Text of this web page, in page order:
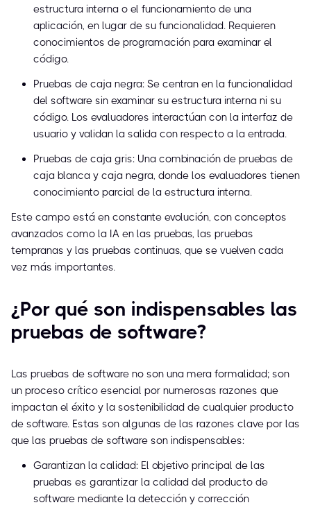
estructura interna o el funcionamiento de una
aplicación, en lugar de su funcionalidad. Requieren
conocimientos de programación para examinar el
código.
Pruebas de caja negra: Se centran en la funcionalidad
del software sin examinar su estructura interna ni su
código. Los evaluadores interactúan con la interfaz de
usuario y validan la salida con respecto a la entrada.
Pruebas de caja gris: Una combinación de pruebas de
caja blanca y caja negra, donde los evaluadores tienen
conocimiento parcial de la estructura interna.
Este campo está en constante evolución, con conceptos
avanzados como la IA en las pruebas, las pruebas
tempranas y las pruebas continuas, que se vuelven cada
vez más importantes.
¿Por qué son indispensables las
pruebas de software?
Las pruebas de software no son una mera formalidad; son
un proceso crítico esencial por numerosas razones que
impactan el éxito y la sostenibilidad de cualquier producto
de software. Estas son algunas de las razones clave por las
que las pruebas de software son indispensables:
Garantizan la calidad: El objetivo principal de las
pruebas es garantizar la calidad del producto de
software mediante la detección y corrección